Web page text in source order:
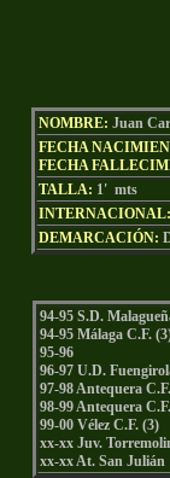
NOMBRE: Juan
FECHA
FECHA
TALLA: 1'
INTERNACIONAL:
DEMARCACIÓN:
94-95 S.D.
94-95 Málaga C.F.
95-96
96-97 U.D.
97-98 Antequera
98-99 Antequera
99-00 Vélez C.F. (3)
xx-xx Juv.
xx-xx At. San Julián